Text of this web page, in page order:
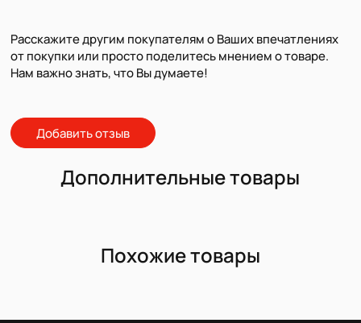
Расскажите другим покупателям о Ваших впечатлениях
от покупки или просто поделитесь мнением о товаре.
Нам важно знать, что Вы думаете!
Добавить отзыв
Дополнительные товары
Похожие товары